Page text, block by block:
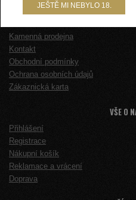
Kamenná prodejna
Kontakt
Obchodní podmínky
Ochrana osobních údajů
Zákaznická karta
VŠE O
Přihlášení
Registrace
Nákupní košík
Reklamace a vrácení
Doprava
JEŠTĚ MI NEBYLO 18.